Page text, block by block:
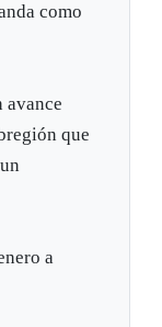
como
avance
que
a